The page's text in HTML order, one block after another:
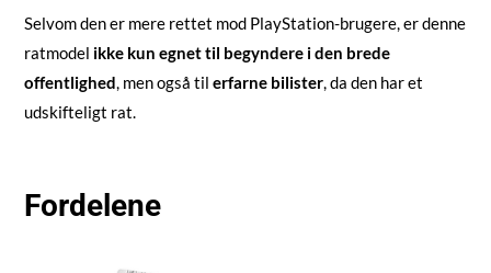
Selvom den er mere rettet mod PlayStation-brugere, er denne
ratmodel ikke kun egnet til begyndere i den brede
offentlighed, men også til erfarne bilister, da den har et
udskifteligt rat.
Fordelene